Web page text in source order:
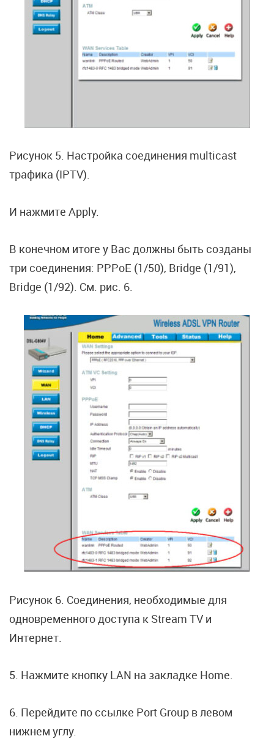
Рисунок 5. Настройка соединения multicast
трафика (IPTV).
И нажмите Apply.
В конечном итоге у Вас должны быть созданы
три соединения: PPPoE (1/50), Bridge (1/91),
Bridge (1/92). См. рис. 6.
Рисунок 6. Соединения, необходимые для
одновременного доступа к Stream TV и
Интернет.
5. Нажмите кнопку LAN на закладке Home.
6. Перейдите по ссылке Port Group в левом
нижнем углу.